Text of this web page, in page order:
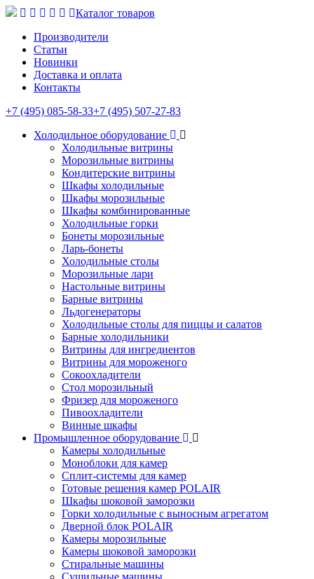
Каталог товаров
Производители
Статьи
Новинки
Доставка и оплата
Контакты
+7 (495) 085-58-33+7 (495) 507-27-83
Холодильное оборудование
Холодильные витрины
Морозильные витрины
Кондитерские витрины
Шкафы холодильные
Шкафы морозильные
Шкафы комбинированные
Холодильные горки
Бонеты морозильные
Ларь-бонеты
Холодильные столы
Морозильные лари
Настольные витрины
Барные витрины
Льдогенераторы
Холодильные столы для пиццы и салатов
Барные холодильники
Витрины для ингредиентов
Витрины для мороженого
Сокоохладители
Стол морозильный
Фризер для мороженого
Пивоохладители
Винные шкафы
Промышленное оборудование
Камеры холодильные
Моноблоки для камер
Сплит-системы для камер
Готовые решения камер POLAIR
Шкафы шоковой заморозки
Горки холодильные с выносным агрегатом
Дверной блок POLAIR
Камеры морозильные
Камеры шоковой заморозки
Стиральные машины
Сушильные машины